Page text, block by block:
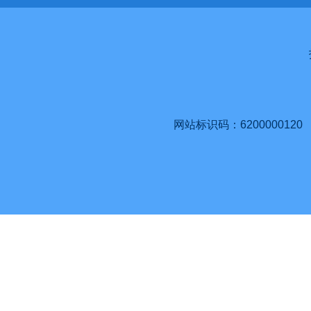
网站标识码：6200000120